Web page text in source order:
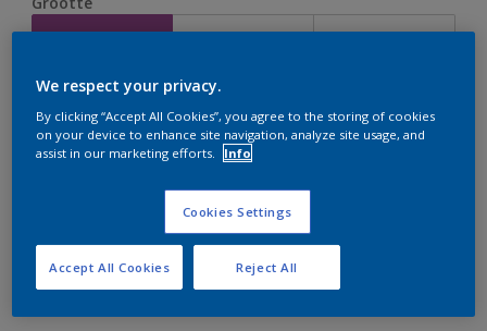
2,5 L 5 L 10 L
Verfcalculator
Bereken
Op dit moment is het niet mogelijk dit product online
te bestellen. Houd de website in de gaten, we werken
er hard aan om de voorraad aan te vullen.
We respect your privacy.
By clicking “Accept All Cookies”, you agree to the storing of cookies
on your device to enhance site navigation, analyze site usage, and
assist in our marketing efforts.
Info
Cookies Settings
Reject All
Accept All Cookies